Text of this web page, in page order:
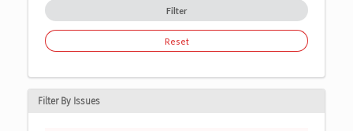
Filter
Reset
Filter By Issues